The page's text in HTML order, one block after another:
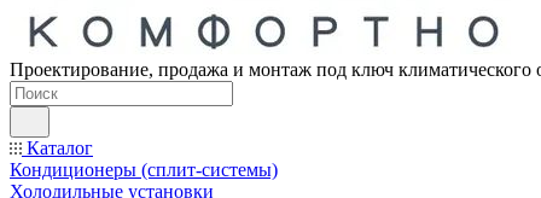
Проектирование, продажа и монтаж под ключ климатического
Каталог
Кондиционеры (сплит-системы)
Холодильные установки